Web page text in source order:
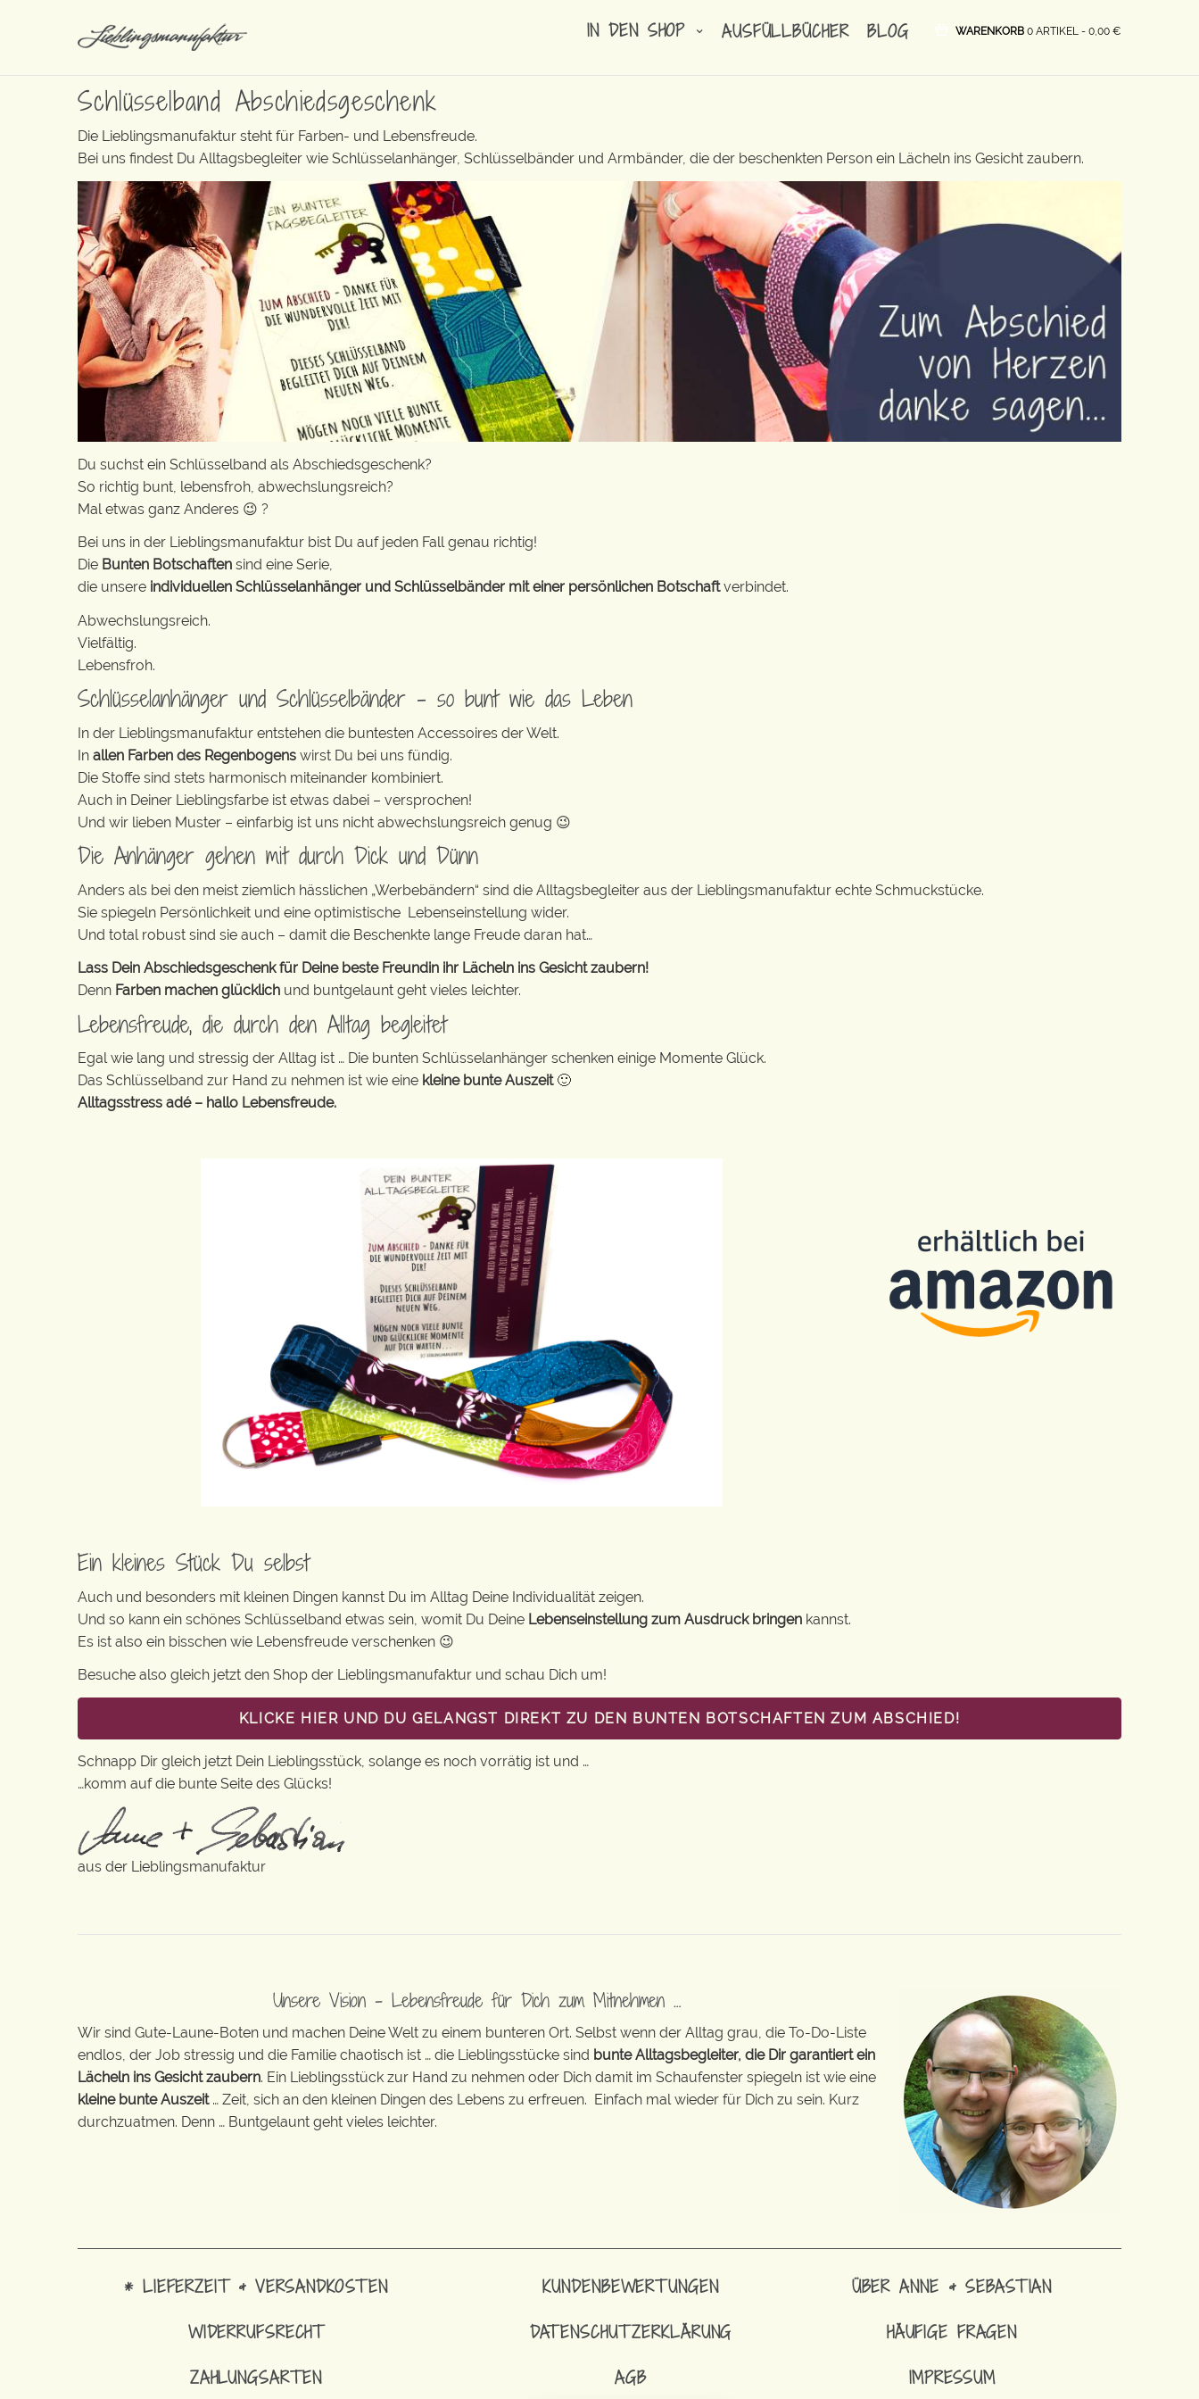
IN DEN SHOP AUSFÜLLBÜCHER BLOG WARENKORB 0 ARTIKEL - 0,00 €
Schlüsselband Abschiedsgeschenk
Die Lieblingsmanufaktur steht für Farben- und Lebensfreude.
Bei uns findest Du Alltagsbegleiter wie Schlüsselanhänger, Schlüsselbänder und Armbänder, die der beschenkten Person ein Lächeln ins Gesicht zaubern.
Du suchst ein Schlüsselband als Abschiedsgeschenk?
So richtig bunt, lebensfroh, abwechslungsreich?
Mal etwas ganz Anderes 😉 ?
Bei uns in der Lieblingsmanufaktur bist Du auf jeden Fall genau richtig!
Die Bunten Botschaften sind eine Serie,
die unsere individuellen Schlüsselanhänger und Schlüsselbänder mit einer persönlichen Botschaftverbindet.
Abwechslungsreich.
Vielfältig.
Lebensfroh.
Schlüsselanhänger und Schlüsselbänder – so bunt wie das Leben
In der Lieblingsmanufaktur entstehen die buntesten Accessoires der Welt.
In allen Farben des Regenbogens wirst Du bei uns fündig.
Die Stoffe sind stets harmonisch miteinander kombiniert.
Auch in Deiner Lieblingsfarbe ist etwas dabei – versprochen!
Und wir lieben Muster – einfarbig ist uns nicht abwechslungsreich genug 😉
Die Anhänger gehen mit durch Dick und Dünn
Anders als bei den meist ziemlich hässlichen „Werbebändern“ sind die Alltagsbegleiter aus der Lieblingsmanufaktur echte Schmuckstücke.
Sie spiegeln Persönlichkeit und eine optimistische Lebenseinstellung wider.
Und total robust sind sie auch – damit die Beschenkte lange Freude daran hat…
Lass Dein Abschiedsgeschenk für Deine beste Freundin ihr Lächeln ins Gesicht zaubern!
Denn Farben machen glücklich und buntgelaunt geht vieles leichter.
Lebensfreude, die durch den Alltag begleitet
Egal wie lang und stressig der Alltag ist … Die bunten Schlüsselanhänger schenken einige Momente Glück.
Das Schlüsselband zur Hand zu nehmen ist wie eine kleine bunte Auszeit🙂
Alltagsstress adé – hallo Lebensfreude.
Ein kleines Stück Du selbst
Auch und besonders mit kleinen Dingen kannst Du im Alltag Deine Individualität zeigen.
Und so kann ein schönes Schlüsselband etwas sein, womit Du Deine Lebenseinstellung zum Ausdruck bringen kannst.
Es ist also ein bisschen wie Lebensfreude verschenken 😉
Besuche also gleich jetzt den Shop der Lieblingsmanufaktur und schau Dich um!
KLICKE HIER UND DU GELANGST DIREKT ZU DEN BUNTEN BOTSCHAFTEN ZUM ABSCHIED!
Schnapp Dir gleich jetzt Dein Lieblingsstück, solange es noch vorrätig ist und …
…komm auf die bunte Seite des Glücks!
aus der Lieblingsmanufaktur
Unsere Vision – Lebensfreude für Dich zum Mitnehmen …
Wir sind Gute-Laune-Boten und machen Deine Welt zu einem bunteren Ort. Selbst wenn der Alltag grau, die To-Do-Liste
endlos, der Job stressig und die Familie chaotisch ist … die Lieblingsstücke sind bunte Alltagsbegleiter, die Dir garantiert ein
Lächeln ins Gesicht zaubern. Ein Lieblingsstück zur Hand zu nehmen oder Dich damit im Schaufenster spiegeln ist wie eine
kleine bunte Auszeit… Zeit, sich an den kleinen Dingen des Lebens zu erfreuen. Einfach mal wieder für Dich zu sein. Kurz
durchzuatmen. Denn … Buntgelaunt geht vieles leichter.
* LIEFERZEIT & VERSANDKOSTEN
WIDERRUFSRECHT
ZAHLUNGSARTEN
KUNDENBEWERTUNGEN
DATENSCHUTZERKLÄRUNG
AGB
ÜBER ANNE & SEBASTIAN
HÄUFIGE FRAGEN
IMPRESSUM